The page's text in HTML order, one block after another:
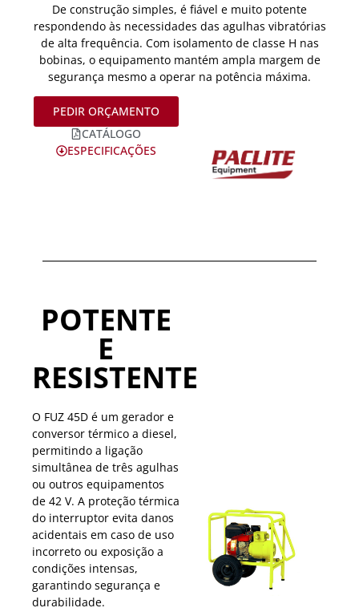
De construção simples, é fiável e muito potente
respondendo às necessidades das agulhas vibratórias
de alta frequência. Com isolamento de classe H nas
bobinas, o equipamento mantém ampla margem de
segurança mesmo a operar na potência máxima.
PEDIR ORÇAMENTO
CATÁLOGO
ESPECIFICAÇÕES
POTENTE
E
RESISTENTE
O FUZ 45D é um gerador e
conversor térmico a diesel,
permitindo a ligação
simultânea de três agulhas
ou outros equipamentos
de 42 V. A proteção térmica
do interruptor evita danos
acidentais em caso de uso
incorreto ou exposição a
condições intensas,
garantindo segurança e
durabilidade.